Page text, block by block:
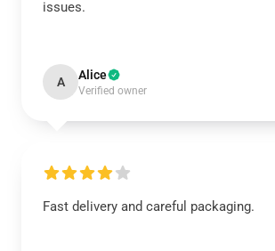
issues.
A Alice
Verified owner
Fast delivery and careful packaging.